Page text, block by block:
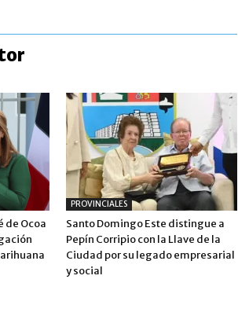
de Ocoa
PROVINCIALES
Santo Domingo Este distingue a
Pepín Corripio con la Llave de la
Ciudad por su legado empresarial
y social